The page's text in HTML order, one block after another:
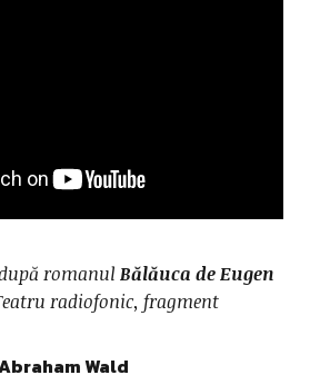
romanul Bălăuca de Eugen
radiofonic, fragment
Wald